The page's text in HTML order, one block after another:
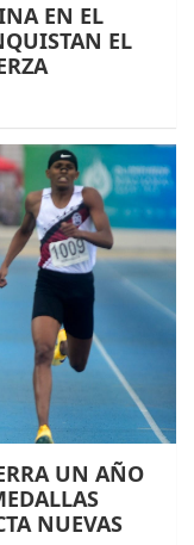
EN EL
EL
UN AÑO
NUEVAS